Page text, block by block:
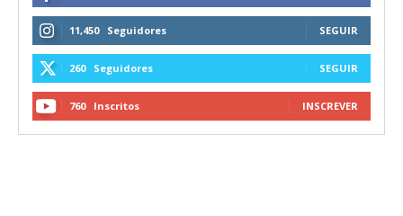
11,450 Seguidores SEGUIR
260 Seguidores SEGUIR
760 Inscritos INSCREVER